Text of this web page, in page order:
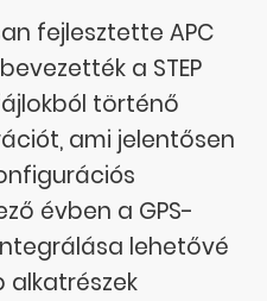
fejlesztette APC
a STEP
történő
ami jelentősen
évben a GPS-
lehetővé